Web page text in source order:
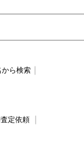
から検索
定依頼